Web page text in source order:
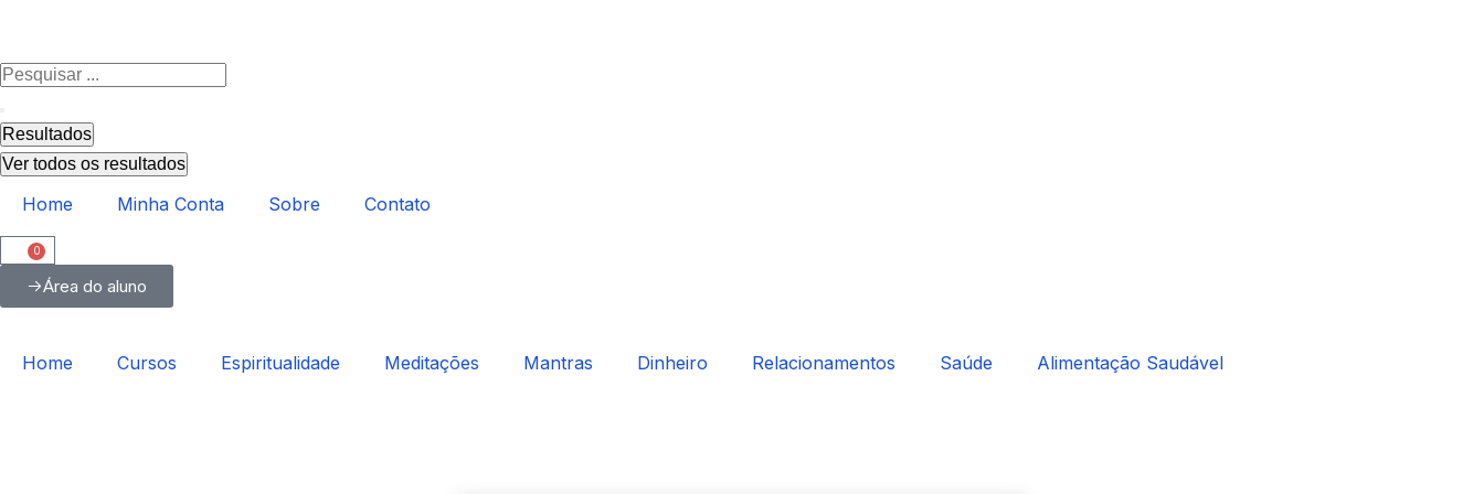
Resultados
Ver todos os resultados
Home Minha Conta Sobre Contato
0
Área do aluno
Home Cursos Espiritualidade Meditações Mantras Dinheiro Relacionamentos Saúde Alimentação Saudável